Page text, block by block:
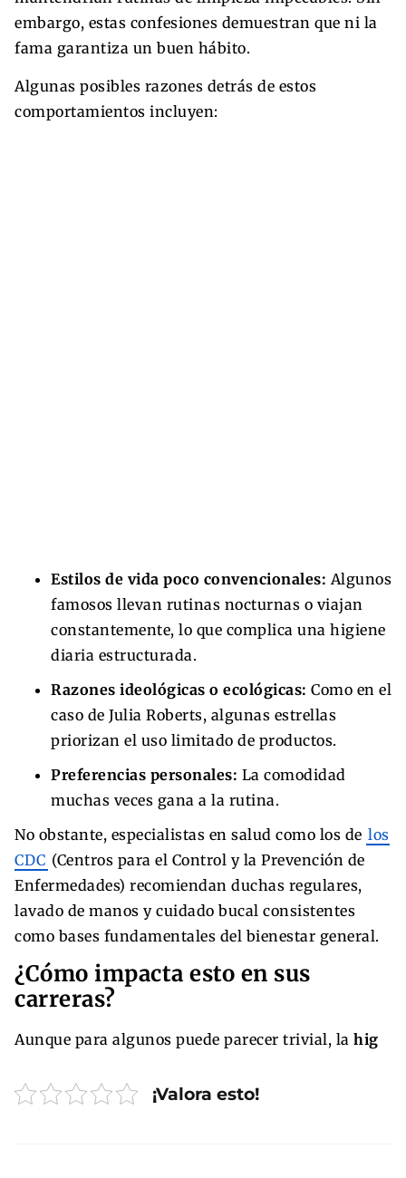
embargo, estas confesiones demuestran que ni la
fama garantiza un buen hábito.
Algunas posibles razones detrás de estos
comportamientos incluyen:
Estilos de vida poco convencionales: Algunos
famosos llevan rutinas nocturnas o viajan
constantemente, lo que complica una higiene
diaria estructurada.
Razones ideológicas o ecológicas: Como en el
caso de Julia Roberts, algunas estrellas
priorizan el uso limitado de productos.
Preferencias personales: La comodidad
muchas veces gana a la rutina.
No obstante, especialistas en salud como los de los
CDC (Centros para el Control y la Prevención de
Enfermedades) recomiendan duchas regulares,
lavado de manos y cuidado bucal consistentes
como bases fundamentales del bienestar general.
¿Cómo impacta esto en sus
carreras?
Aunque para algunos puede parecer trivial, la hig
¡Valora esto!